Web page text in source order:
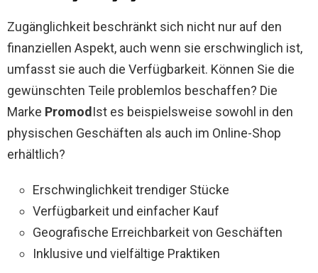
Zugänglichkeit beschränkt sich nicht nur auf den
finanziellen Aspekt, auch wenn sie erschwinglich ist,
umfasst sie auch die Verfügbarkeit. Können Sie die
gewünschten Teile problemlos beschaffen? Die
Marke Promod Ist es beispielsweise sowohl in den
physischen Geschäften als auch im Online-Shop
erhältlich?
Erschwinglichkeit trendiger Stücke
Verfügbarkeit und einfacher Kauf
Geografische Erreichbarkeit von Geschäften
Inklusive und vielfältige Praktiken